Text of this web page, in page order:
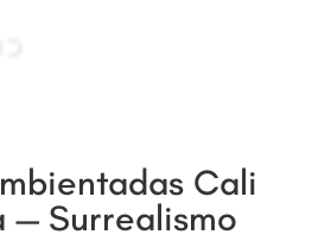
Cali
— Surrealismo